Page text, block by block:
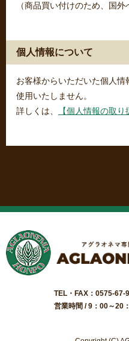
（商品買い付けのため、国外
個人情報について
お客様からいただいた個人
使用いたしません。
詳しくは、
【個人情報の取り
TEL・FAX：0575-67-
営業時間 / 9：00～20